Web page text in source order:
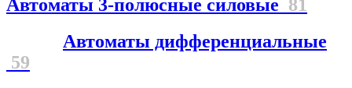
Автоматы 3-полюсные силовые 81
Автоматы дифференциальные
59